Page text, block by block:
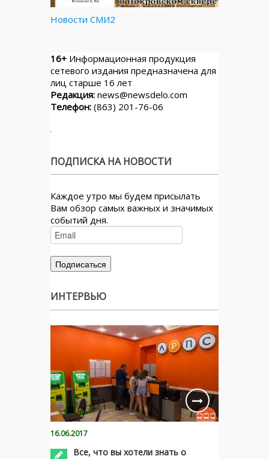
Новости СМИ2
16+ Информационная продукция
сетевого издания предназначена для
лиц старше 16 лет
Редакция: news@newsdelo.com
Телефон: (863) 201-76-06
ПОДПИСКА НА НОВОСТИ
Каждое утро мы будем присылать
Вам обзор самых важных и значимых
событий дня.
ИНТЕРВЬЮ
16.06.2017
Все, что вы хотели знать о